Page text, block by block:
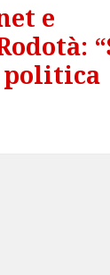
e
politica